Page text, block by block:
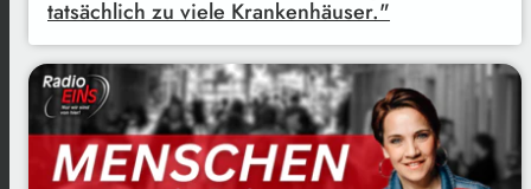
tatsächlich zu viele Krankenhäuser."